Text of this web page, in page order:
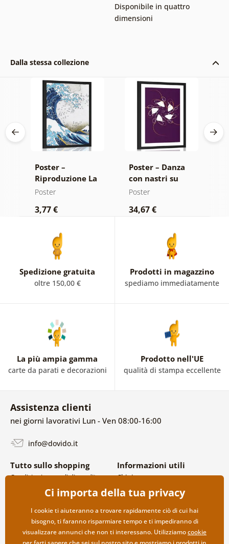
Disponibile in quattro
dimensioni
Dalla stessa collezione
Poster –
Riproduzione La
grande onda di
Katsushika
Poster
3,77 €
Poster – Danza
con nastri su
sfondo scuro con
Poster
34,67 €
Spedizione gratuita
oltre 150,00 €
Prodotti in magazzino
spediamo immediatamente
La più ampia gamma
carte da parati e decorazioni
Prodotto nell'UE
qualità di stampa eccellente
Assistenza clienti
nei giorni lavorativi Lun - Ven 08:00-16:00
info@dovido.it
Tutto sullo shopping
Condizioni generali di vendita e
Politica sulla privacy
Opzioni di spedizione e
pagamento
Reso della merce
Informazioni utili
Chi siamo
FAQ
Contatti
Collaborazione all’ingrosso
Ci importa della tua privacy
I cookie ti aiuteranno a trovare rapidamente ciò di cui hai
bisogno, ti faranno risparmiare tempo e ti impediranno di
visualizzare annunci che non ti interessano. Utilizziamocookie